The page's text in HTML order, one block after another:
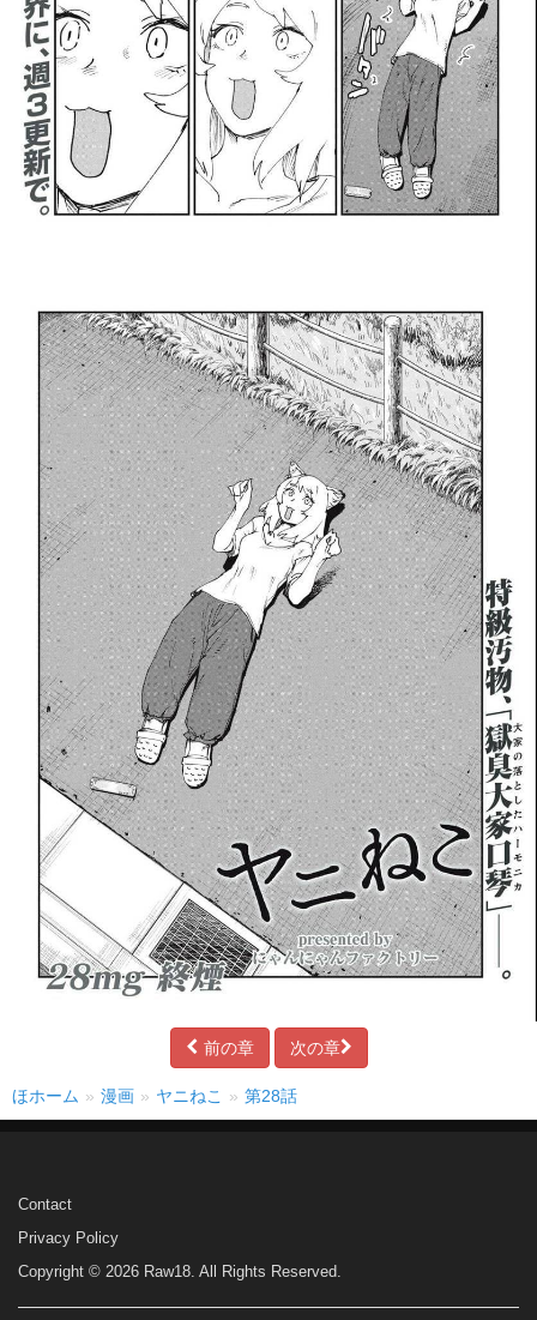
前の章 次の章
ほホーム 漫画 ヤニねこ 第28話
Contact
Privacy Policy
Copyright © 2026 Raw18. All Rights Reserved.